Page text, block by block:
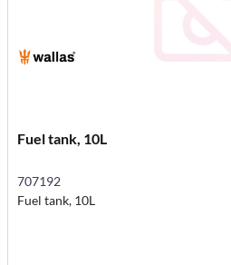
Fuel tank, 10L
707192
Fuel tank, 10L